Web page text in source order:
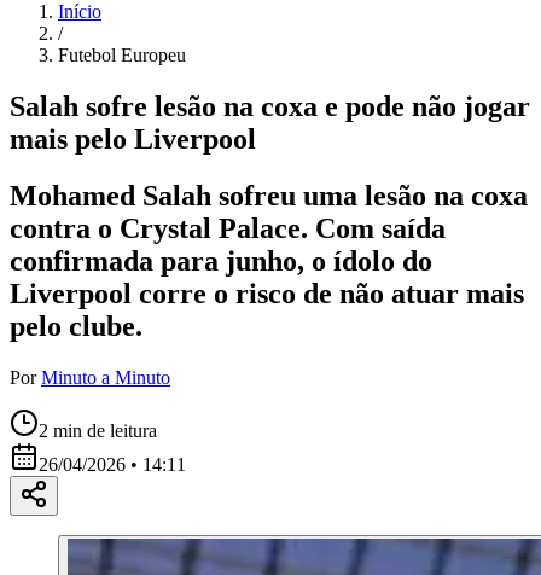
Início
/
Futebol Europeu
Salah sofre lesão na coxa e pode não jogar
mais pelo Liverpool
Mohamed Salah sofreu uma lesão na coxa
contra o Crystal Palace. Com saída
confirmada para junho, o ídolo do
Liverpool corre o risco de não atuar mais
pelo clube.
Por Minuto a Minuto
2 min de leitura
26/04/2026 • 14:11